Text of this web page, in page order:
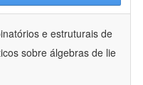
e estruturais de
sobre álgebras de lie